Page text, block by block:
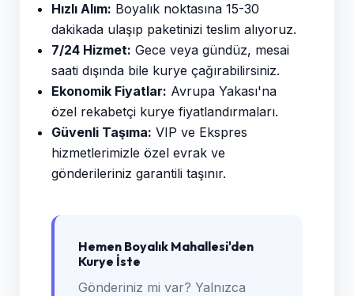
Hızlı Alım: Boyalık noktasına 15-30
dakikada ulaşıp paketinizi teslim alıyoruz.
7/24 Hizmet: Gece veya gündüz, mesai
saati dışında bile kurye çağırabilirsiniz.
Ekonomik Fiyatlar: Avrupa Yakası'na
özel rekabetçi kurye fiyatlandırmaları.
Güvenli Taşıma: VIP ve Ekspres
hizmetlerimizle özel evrak ve
gönderileriniz garantili taşınır.
Hemen Boyalık Mahallesi'den
Kurye İste
Gönderiniz mi var? Yalnızca